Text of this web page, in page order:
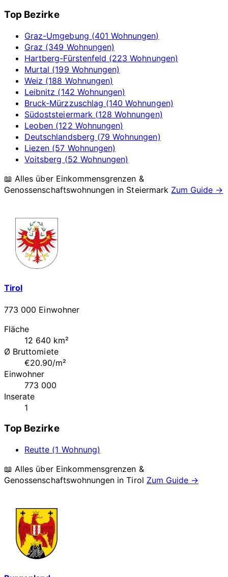
Top Bezirke
Graz-Umgebung (401 Wohnungen)
Graz (349 Wohnungen)
Hartberg-Fürstenfeld (223 Wohnungen)
Murtal (199 Wohnungen)
Weiz (188 Wohnungen)
Leibnitz (142 Wohnungen)
Bruck-Mürzzuschlag (140 Wohnungen)
Südoststeiermark (128 Wohnungen)
Leoben (122 Wohnungen)
Deutschlandsberg (79 Wohnungen)
Liezen (57 Wohnungen)
Voitsberg (52 Wohnungen)
📖 Alles über Einkommensgrenzen &
Genossenschaftswohnungen in Steiermark Zum Guide →
Tirol
773 000 Einwohner
Fläche
12 640 km²
Ø Bruttomiete
€20.90/m²
Einwohner
773 000
Inserate
1
Top Bezirke
Reutte (1 Wohnung)
📖 Alles über Einkommensgrenzen &
Genossenschaftswohnungen inTirol Zum Guide →